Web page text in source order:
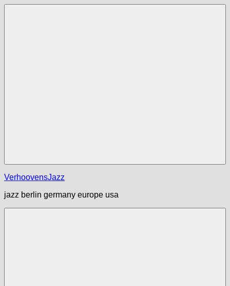
Zum
VerhoovensJazz
jazz berlin germany europe usa